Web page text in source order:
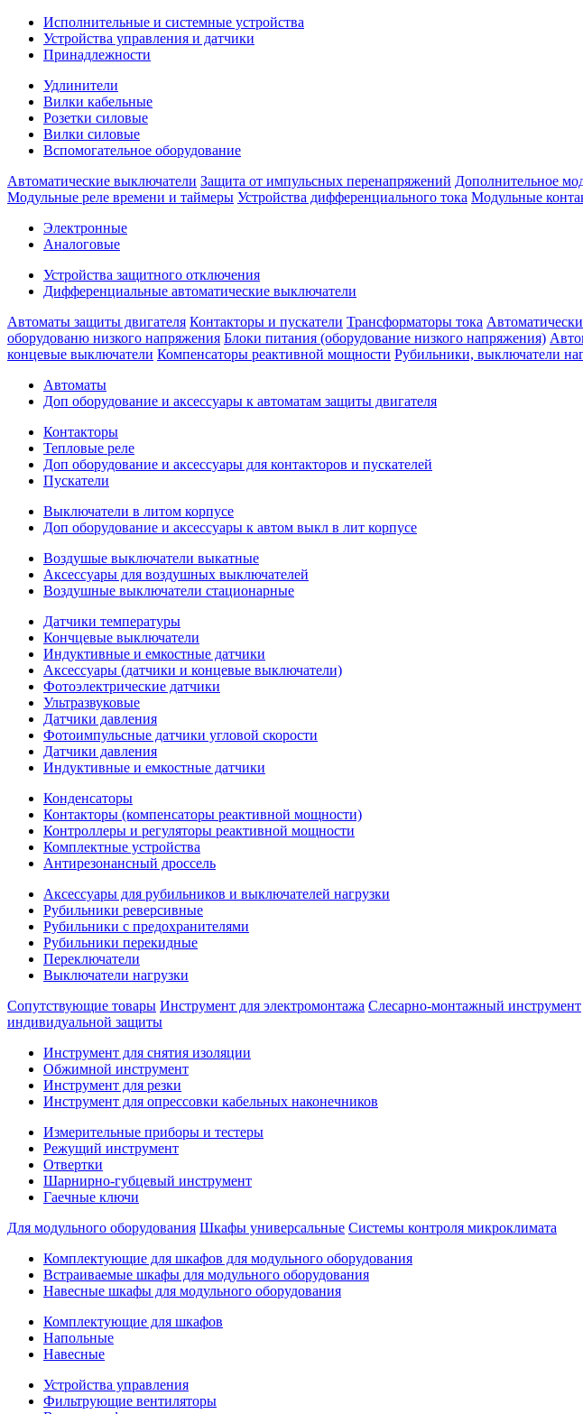
Исполнительные и системные устройства
Устройства управления и датчики
Принадлежности
Удлинители
Вилки кабельные
Розетки силовые
Вилки силовые
Вспомогательное оборудование
Автоматические выключатели Защита от импульсных перенапряжений Дополнительное
Модульные реле времени и таймеры Устройства дифференциального тока Модульные
Электронные
Аналоговые
Устройства защитного отключения
Дифференциальные автоматические выключатели
Автоматы защиты двигателя Контакторы и пускатели Трансформаторы тока
оборудованю низкого напряжения Блоки питания (оборудование низкого напряжения)
концевые выключатели Компенсаторы реактивной мощности Рубильники, выключатели
Автоматы
Доп оборудование и аксессуары к автоматам защиты двигателя
Контакторы
Тепловые реле
Доп оборудование и аксессуары для контакторов и пускателей
Пускатели
Выключатели в литом корпусе
Доп оборудование и аксессуары к автом выкл в лит корпусе
Воздушые выключатели выкатные
Аксессуары для воздушных выключателей
Воздушные выключатели стационарные
Датчики температуры
Кончцевые выключатели
Индуктивные и емкостные датчики
Аксессуары (датчики и концевые выключатели)
Фотоэлектрические датчики
Ультразвуковые
Датчики давления
Фотоимпульсные датчики угловой скорости
Датчики давления
Индуктивные и емкостные датчики
Конденсаторы
Контакторы (компенсаторы реактивной мощности)
Контроллеры и регуляторы реактивной мощности
Комплектные устройства
Антирезонансный дроссель
Аксессуары для рубильников и выключателей нагрузки
Рубильники реверсивные
Рубильники с предохранителями
Рубильники перекидные
Переключатели
Выключатели нагрузки
Сопутствующие товары Инструмент для электромонтажа Слесарно-монтажный инструмент
индивидуальной защиты
Инструмент для снятия изоляции
Обжимной инструмент
Инструмент для резки
Инструмент для опрессовки кабельных наконечников
Измерительные приборы и тестеры
Режущий инструмент
Отвертки
Шарнирно-губцевый инструмент
Гаечные ключи
Для модульного оборудования Шкафы универсальные Системы контроля микроклимата
Комплектующие для шкафов для модульного оборудования
Встраиваемые шкафы для модульного оборудования
Навесные шкафы для модульного оборудования
Комплектующие для шкафов
Напольные
Навесные
Устройства управления
Фильтрующие вентиляторы